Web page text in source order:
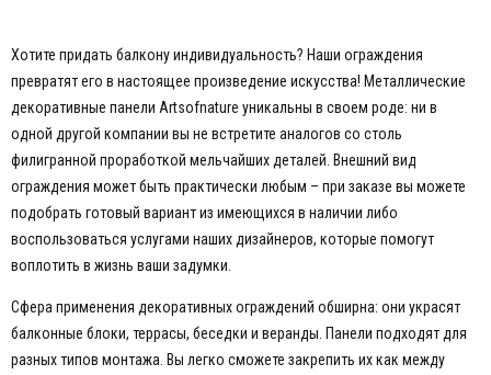
Хотите придать балкону индивидуальность? Наши ограждения
превратят его в настоящее произведение искусства! Металлические
декоративные панели Artsofnature уникальны в своем роде: ни в
одной другой компании вы не встретите аналогов со столь
филигранной проработкой мельчайших деталей. Внешний вид
ограждения может быть практически любым – при заказе вы можете
подобрать готовый вариант из имеющихся в наличии либо
воспользоваться услугами наших дизайнеров, которые помогут
воплотить в жизнь ваши задумки.
Сфера применения декоративных ограждений обширна: они украсят
балконные блоки, террасы, беседки и веранды. Панели подходят для
разных типов монтажа. Вы легко сможете закрепить их как между